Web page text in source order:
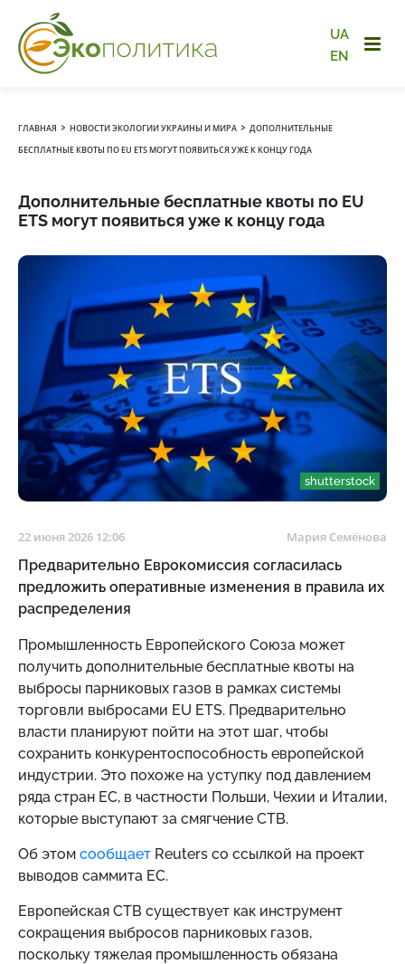
UA
EN
ГЛАВНАЯ › НОВОСТИ ЭКОЛОГИИ УКРАИНЫ И МИРА › ДОПОЛНИТЕЛЬНЫЕ
БЕСПЛАТНЫЕ КВОТЫ ПО EU ETS МОГУТ ПОЯВИТЬСЯ УЖЕ К КОНЦУ ГОДА
Дополнительные бесплатные квоты по EU
ETS могут появиться уже к концу года
shutterstock
22 июня 2026 12:06 Мария Семёнова
Предварительно Еврокомиссия согласилась
предложить оперативные изменения в правила их
распределения
Промышленность Европейского Cоюза может
получить дополнительные бесплатные квоты на
выбросы парниковых газов в рамках системы
торговли выбросами EU ETS. Предварительно
власти планируют пойти на этот шаг, чтобы
сохранить конкурентоспособность европейской
индустрии. Это похоже на уступку под давлением
ряда стран ЕС, в частности Польши, Чехии и Италии,
которые выступают за смягчение СТВ.
Об этом сообщает Reuters со ссылкой на проект
выводов саммита ЕС.
Европейская СТВ существует как инструмент
сокращения выбросов парниковых газов,
поскольку тяжелая промышленность обязана